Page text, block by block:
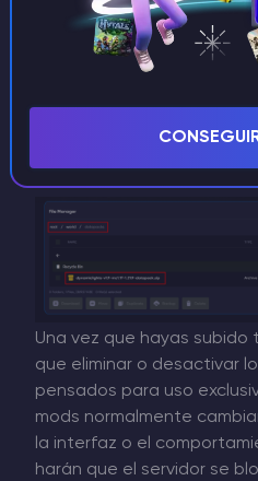
Carpeta /world/
Copie aquí los
Ejemplo: custom-
Una vez que hayas
que eliminar o desactivar
pensados para uso
mods normalmente
la interfaz o el
harán que el servidor se